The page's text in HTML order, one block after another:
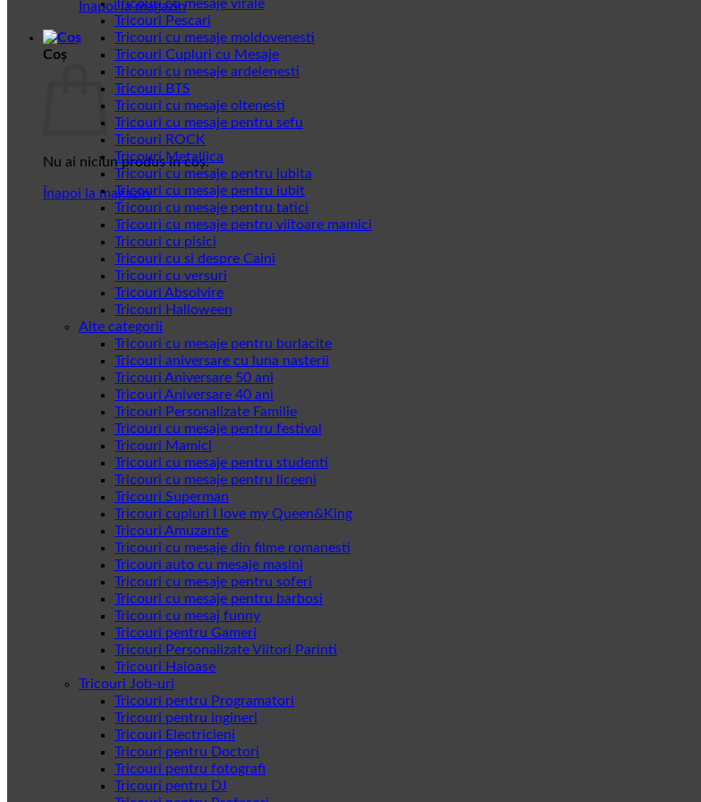
Înapoi la magazin
Coș
Nu ai niciun produs în coș.
Înapoi la magazin
Tricouri cu mesaje virale
Tricouri Pescari
Tricouri cu mesaje moldovenesti
Tricouri Cupluri cu Mesaje
Tricouri cu mesaje ardelenesti
Tricouri BTS
Tricouri cu mesaje oltenesti
Tricouri cu mesaje pentru sefu
Tricouri ROCK
Tricouri Metallica
Tricouri cu mesaje pentru iubita
Tricouri cu mesaje pentru iubit
Tricouri cu mesaje pentru tatici
Tricouri cu mesaje pentru viitoare mamici
Tricouri cu pisici
Tricouri cu si despre Caini
Tricouri cu versuri
Tricouri Absolvire
Tricouri Halloween
Alte categorii
Tricouri cu mesaje pentru burlacite
Tricouri aniversare cu luna nasterii
Tricouri Aniversare 50 ani
Tricouri Aniversare 40 ani
Tricouri Personalizate Familie
Tricouri cu mesaje pentru festival
Tricouri Mamici
Tricouri cu mesaje pentru studenti
Tricouri cu mesaje pentru liceeni
Tricouri Superman
Tricouri cupluri I love my Queen&King
Tricouri Amuzante
Tricouri cu mesaje din filme romanesti
Tricouri auto cu mesaje masini
Tricouri cu mesaje pentru soferi
Tricouri cu mesaje pentru barbosi
Tricouri cu mesaj funny
Tricouri pentru Gameri
Tricouri Personalizate Viitori Parinti
Tricouri Haioase
Tricouri Job-uri
Tricouri pentru Programatori
Tricouri pentru ingineri
Tricouri Electricieni
Tricouri pentru Doctori
Tricouri pentru fotografi
Tricouri pentru DJ